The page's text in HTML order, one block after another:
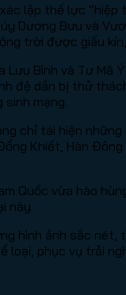
lập thế lực
Dương Bưu và
trời được giấu
Bình và Tư Mã
đệ dần bị thử
mạng.
chỉ tái hiện
Khiết, Hàn
Quốc vừa hào
này.
hình ảnh sắc
phục vụ trải